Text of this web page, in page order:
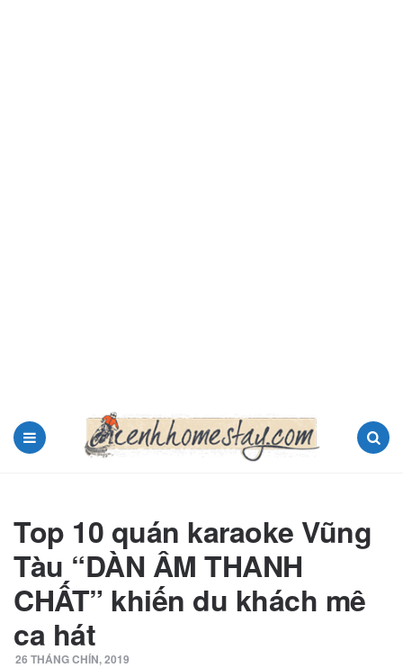
Top 10 quán karaoke Vũng
Tàu “DÀN ÂM THANH
CHẤT” khiến du khách mê
ca hát
26 THÁNG CHÍN, 2019